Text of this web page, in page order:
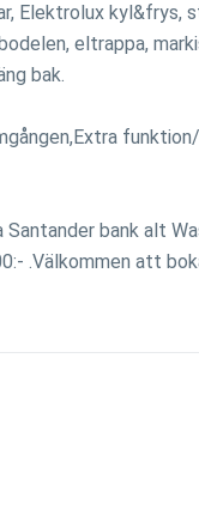
Elektrolux kyl&frys,
eltrappa,
bak.
Santander bank alt
.Välkommen att